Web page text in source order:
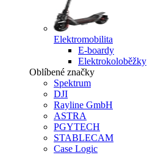
Elektromobilita
E-boardy
Elektrokoloběžky
Oblíbené značky
Spektrum
DJI
Rayline GmbH
ASTRA
PGYTECH
STABLECAM
Case Logic